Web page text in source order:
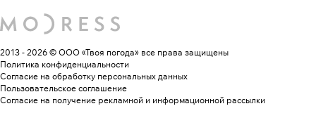
2013 - 2026 © ООО «Твоя погода» все права защищены
Политика конфиденциальности
Согласие на обработку персональных данных
Пользовательское соглашение
Согласие на получение рекламной и информационной рассылки